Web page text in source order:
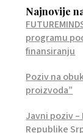
Najnovije
programu
finansiranju
Poziv na
proizvoda”
Javni poziv
Republike